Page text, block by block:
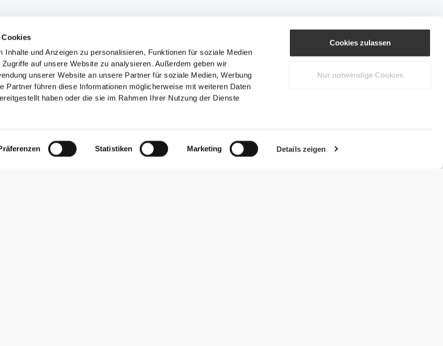
Cookies
Inhalte und Anzeigen zu personalisieren, Funktionen für soziale Medien
auf unsere Website zu analysieren. Außerdem geben wir
unserer Website an unsere Partner für soziale Medien, Werbung
Partner führen diese Informationen möglicherweise mit weiteren Daten
haben oder die sie im Rahmen Ihrer Nutzung der Dienste
Statistiken Marketing Details zeigen
Cookies zulassen
Nur notwendige Cookies